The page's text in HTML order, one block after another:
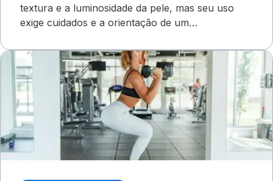
textura e a luminosidade da pele, mas seu uso
exige cuidados e a orientação de um